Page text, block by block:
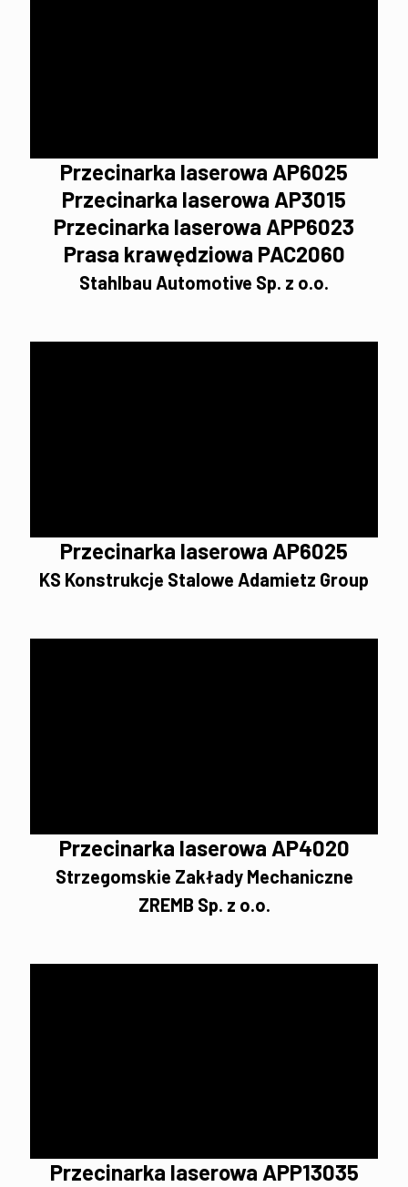
Przecinarka laserowa AP6025
Przecinarka laserowa AP3015
Przecinarka laserowa APP6023
Prasa krawędziowa PAC2060
Stahlbau Automotive Sp. z o.o.
Przecinarka laserowa AP6025
KS Konstrukcje Stalowe Adamietz Group
Przecinarka laserowa AP4020
Strzegomskie Zakłady Mechaniczne
ZREMB Sp. z o.o.
Przecinarka laserowa APP13035